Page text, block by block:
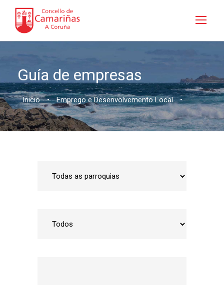
Guía de empresas
Inicio • Emprego e Desenvolvemento Local •